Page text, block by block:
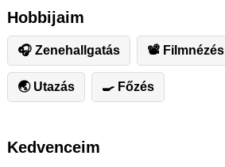
Hobbijaim
🎧 Zenehallgatás 📽 Filmnézés
🌏 Utazás 🍳 Főzés
Kedvenceim